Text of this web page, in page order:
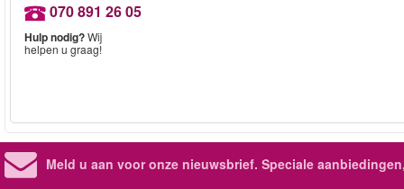
070 891 26 05
Hulp nodig?Wij
helpen u graag!
Meld u aan voor onze nieuwsbrief. Speciale